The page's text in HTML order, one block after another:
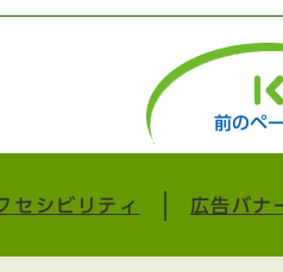
前のペ
セシビリティ 広告バナ